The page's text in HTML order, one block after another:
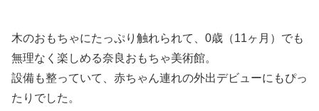
木のおもちゃにたっぷり触れられて、0歳（11ヶ月）でも
無理なく楽しめる奈良おもちゃ美術館。
設備も整っていて、赤ちゃん連れの外出デビューにもぴっ
たりでした。